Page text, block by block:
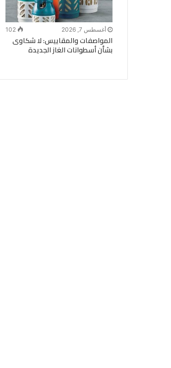
أغسطس 7, 2026 102
المواصفات والمقاييس: لا شكاوى
بشأن أسطوانات الغاز الجديدة